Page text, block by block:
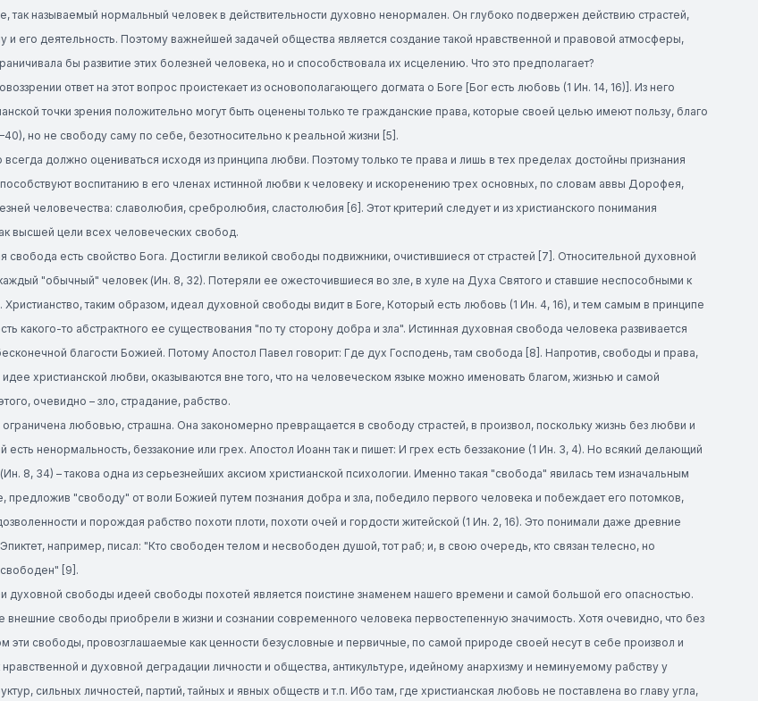
так называемый нормальный человек в действительности духовно ненормален. Он глубоко подвержен действию страстей,
и его деятельность. Поэтому важнейшей задачей общества является создание такой нравственной и правовой атмосферы,
бы развитие этих болезней человека, но и способствовала их исцелению. Что это предполагает?
ответ на этот вопрос проистекает из основополагающего догмата о Боге [Бог есть любовь (1 Ин. 14, 16)]. Из него
точки зрения положительно могут быть оценены только те гражданские права, которые своей целью имеют пользу, благо
но не свободу саму по себе, безотносительно к реальной жизни [5].
должно оцениваться исходя из принципа любви. Поэтому только те права и лишь в тех пределах достойны признания
воспитанию в его членах истинной любви к человеку и искоренению трех основных, по словам аввы Дорофея,
человечества: славолюбия, сребролюбия, сластолюбия [6]. Этот критерий следует и из христианского понимания
высшей цели всех человеческих свобод.
свобода есть свойство Бога. Достигли великой свободы подвижники, очистившиеся от страстей [7]. Относительной духовной
"обычный" человек (Ин. 8, 32). Потеряли ее ожесточившиеся во зле, в хуле на Духа Святого и ставшие неспособными к
Христианство, таким образом, идеал духовной свободы видит в Боге, Который есть любовь (1 Ин. 4, 16), и тем самым в принципе
какого-то абстрактного ее существования "по ту сторону добра и зла". Истинная духовная свобода человека развивается
благости Божией. Потому Апостол Павел говорит: Где дух Господень, там свобода [8]. Напротив, свободы и права,
христианской любви, оказываются вне того, что на человеческом языке можно именовать благом, жизнью и самой
очевидно – зло, страдание, рабство.
любовью, страшна. Она закономерно превращается в свободу страстей, в произвол, поскольку жизнь без любви и
есть ненормальность, беззаконие или грех. Апостол Иоанн так и пишет: И грех есть беззаконие (1 Ин. 3, 4). Но всякий делающий
8, 34) – такова одна из серьезнейших аксиом христианской психологии. Именно такая "свобода" явилась тем изначальным
предложив "свободу" от воли Божией путем познания добра и зла, победило первого человека и побеждает его потомков,
и порождая рабство похоти плоти, похоти очей и гордости житейской (1 Ин. 2, 16). Это понимали даже древние
например, писал: "Кто свободен телом и несвободен душой, тот раб; и, в свою очередь, кто связан телесно, но
[9].
духовной свободы идеей свободы похотей является поистине знаменем нашего времени и самой большой его опасностью.
внешние свободы приобрели в жизни и сознании современного человека первостепенную значимость. Хотя очевидно, что без
эти свободы, провозглашаемые как ценности безусловные и первичные, по самой природе своей несут в себе произвол и
и духовной деградации личности и общества, антикультуре, идейному анархизму и неминуемому рабству у
сильных личностей, партий, тайных и явных обществ и т.п. Ибо там, где христианская любовь не поставлена во главу угла,